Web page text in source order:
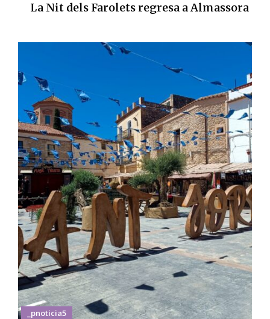
La Nit dels Farolets regresa a Almassora
_pnoticia5